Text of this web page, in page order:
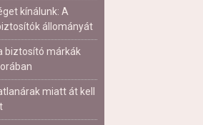
kínálunk: A
állományát
biztosító márkák
miatt át kell